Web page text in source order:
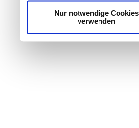
Dienste gesammelt haben.
Nur notwendige Cookies
verwenden